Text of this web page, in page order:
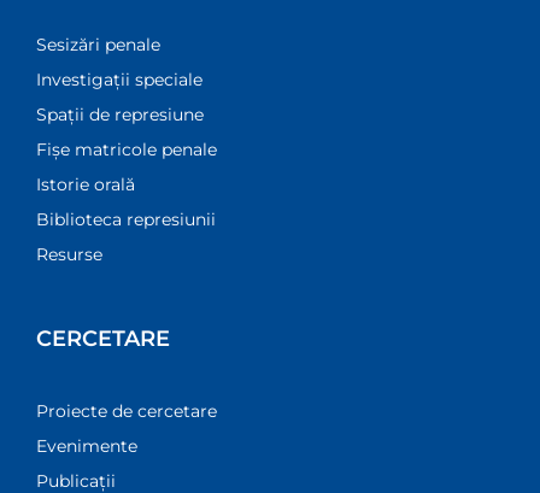
Sesizări penale
Investigații speciale
Spații de represiune
Fișe matricole penale
Istorie orală
Biblioteca represiunii
Resurse
CERCETARE
Proiecte de cercetare
Evenimente
Publicații